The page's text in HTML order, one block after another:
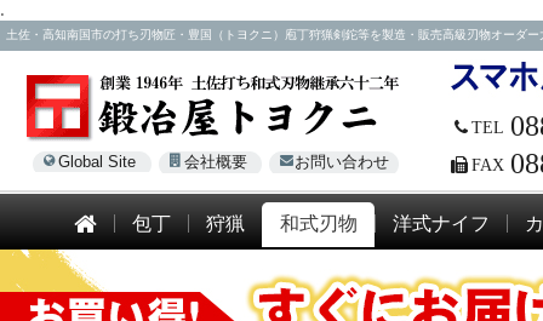
.
土佐・高知南国市の打ち刃物匠・豊国（トヨクニ）庖丁狩猟剣鉈等を製造・販売高級刃物オーダ
Global Site 会社概要 お問い合わせ
TEL
FAX
包丁 狩猟 和式刃物 洋式ナイフ